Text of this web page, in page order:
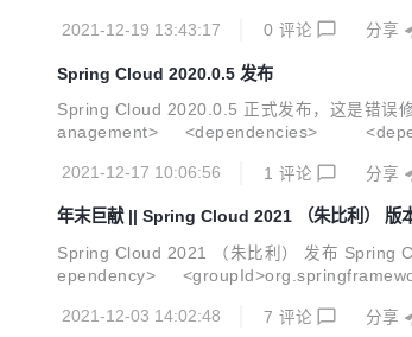
2021-12-19 13:43:17 0 评论 分享
Spring Cloud 2020.0.5 发布
Spring Cloud 2020.0.5 正式发布，这是错误
anagement> <dependencies>
2021-12-17 10:06:56 1 评论 分享
年末巨献 || Spring Cloud 2021 （朱比利） 版
Spring Cloud 2021 （朱比利） 发布 Spring
ependency>
2021-12-03 14:02:48 7 评论 分享